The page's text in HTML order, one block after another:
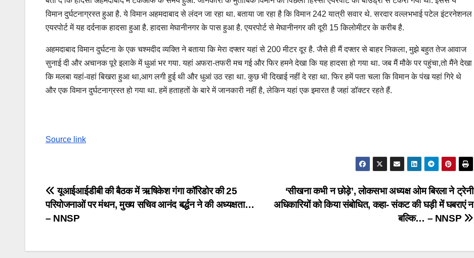
विमान दुर्घटनाग्रस्त हुआ है. ये विमान अहमदाबाद से लंदन जा रहा था. बताया जा रहा है कि विमान 242 यात्री सवार थे. सरदार वल्लभभाई पटेल इंटरनेशनल
एयरपोर्ट में यह दर्दनाक हादसा हुआ है. हादसा मेघानीनगर के पास हुआ है. एयरपोर्ट से मेघानीनगर की दूरी 15 किलोमीटर के करीब है.
अहमदाबाद विमान दुर्घटना के एक चश्मदीद व्यक्ति ने बताया कि मेरा दफ्तर यहां से 200 मीटर दूर है. जैसे ही मैं दफ्तर से बाहर निकला, मुझे बहुत तेज आवाज
सुनाई दी और अचानक पूरे इलाके में धुआं भर गया. यहां अफरा-तफरी मच गई और फिर हमने देखा कि यह हादसा हो गया था. जब मैं मौके पर पहुंचा,तो मैंने देखा
कि मलबा यहां-वहां बिखरा हुआ था,आग लगी हुई थी और धुआं उठ रहा था. कुछ भी दिखाई नहीं दे रहा था. फिर हमें पता चला कि विमान के पंख यहां गिरे थे
और एक विमान दुर्घटनाग्रस्त हो गया था. हमें हताहतों के बारे में जानकारी नहीं है, लेकिन यहां एक इमारत है जहां डॉक्टर रहते हैं.
Source link
Post
navigation
‘सीखना कभी न छोड़े’, लोकसभा अध्यक्ष ओम बिरला ने ट्रेनी
अधिकारियों को किया संबोधित, कहा- संकट की घड़ी में घबराएं न
बल्कि… – NNSP
यूआईआईडीबी की बैठक में ऋषिकेश गंगा कॉरिडोर की 25
परियोजनाओं पर मंथन, मुख्य सचिव आनंद बर्द्धन ने की अध्यक्षता…
– NNSP